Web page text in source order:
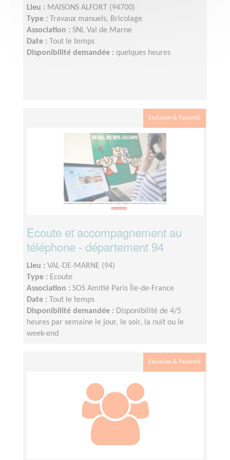
Lieu : MAISONS ALFORT (94700)
Type :
Travaux manuels, Bricolage
Association : SNL Val de Marne
Date :
Tout le temps
Disponibilité demandée : quelques heures
Exclusion & Pauvreté
Ecoute et accompagnement au
téléphone - département 94
Lieu : VAL-DE-MARNE (94)
Type : Ecoute
Association : SOS Amitié Paris Île-de-France
Date :
Tout le temps
Disponibilité demandée : Disponibilité de 4/5
heures par semaine le jour, le soir, la nuit ou le
week-end
Exclusion & Pauvreté